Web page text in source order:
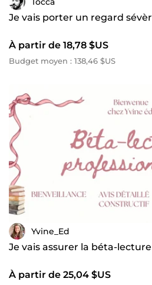
Je vais porter un regard
À partir de 18,78 $US
Budget moyen : 138,46 $US
Yvine_Ed
Je vais assurer la béta-
À partir de 25,04 $US